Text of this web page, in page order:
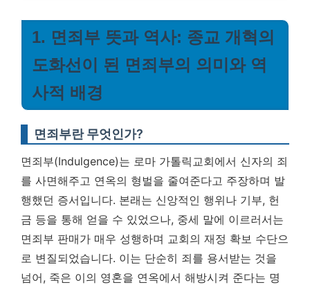
1. 면죄부 뜻과 역사: 종교 개혁의
도화선이 된 면죄부의 의미와 역
사적 배경
면죄부란 무엇인가?
면죄부(Indulgence)는 로마 가톨릭교회에서 신자의 죄
를 사면해주고 연옥의 형벌을 줄여준다고 주장하며 발
행했던 증서입니다. 본래는 신앙적인 행위나 기부, 헌
금 등을 통해 얻을 수 있었으나, 중세 말에 이르러서는
면죄부 판매가 매우 성행하며 교회의 재정 확보 수단으
로 변질되었습니다. 이는 단순히 죄를 용서받는 것을
넘어, 죽은 이의 영혼을 연옥에서 해방시켜 준다는 명